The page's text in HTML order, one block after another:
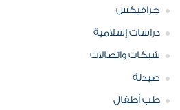
جرافيكس
دراسات إسلامية
شبكات واتصالات
صيدلة
طب أطفال